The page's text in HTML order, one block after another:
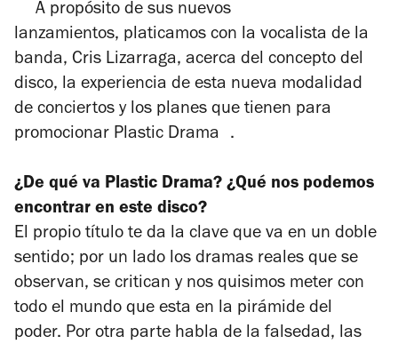
A propósito de sus nuevos
lanzamientos, platicamos con la vocalista de la
banda, Cris Lizarraga, acerca del concepto del
disco, la experiencia de esta nueva modalidad
de conciertos y los planes que tienen para
promocionar Plastic Drama .
¿De qué va Plastic Drama? ¿Qué nos podemos
encontrar en este disco?
El propio título te da la clave que va en un doble
sentido; por un lado los dramas reales que se
observan, se critican y nos quisimos meter con
todo el mundo que esta en la pirámide del
poder. Por otra parte habla de la falsedad, las